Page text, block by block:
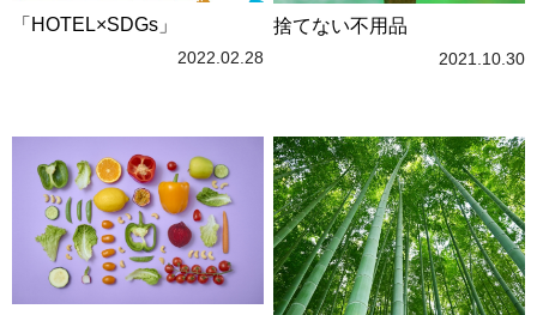
「HOTEL×SDGs」
2022.02.28
捨てない不用品
2021.10.30